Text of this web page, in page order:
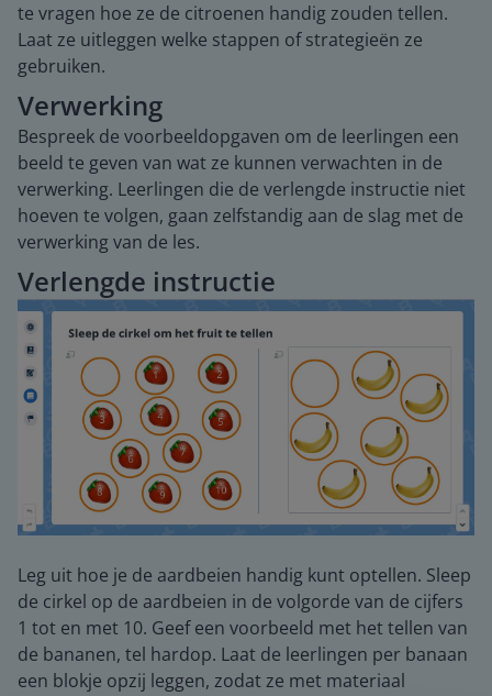
te vragen hoe ze de citroenen handig zouden tellen.
Laat ze uitleggen welke stappen of strategieën ze
gebruiken.
Verwerking
Bespreek de voorbeeldopgaven om de leerlingen een
beeld te geven van wat ze kunnen verwachten in de
verwerking. Leerlingen die de verlengde instructie niet
hoeven te volgen, gaan zelfstandig aan de slag met de
verwerking van de les.
Verlengde instructie
Leg uit hoe je de aardbeien handig kunt optellen. Sleep
de cirkel op de aardbeien in de volgorde van de cijfers
1 tot en met 10. Geef een voorbeeld met het tellen van
de bananen, tel hardop. Laat de leerlingen per banaan
een blokje opzij leggen, zodat ze met materiaal